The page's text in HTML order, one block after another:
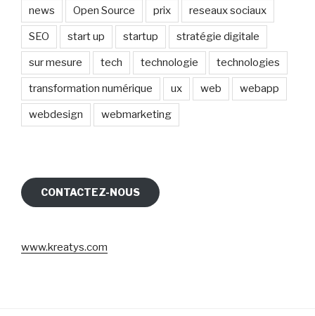
news Open Source prix reseaux sociaux
SEO start up startup stratégie digitale
sur mesure tech technologie technologies
transformation numérique ux web webapp
webdesign webmarketing
CONTACTEZ-NOUS
www.kreatys.com